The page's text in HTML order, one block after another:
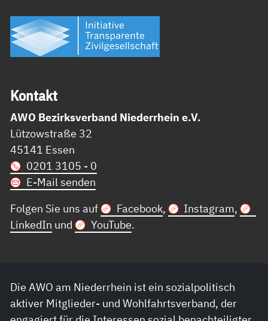
Kon­takt
AWO Bezirksverband Niederrhein e.V.
Lützowstraße 32
45141 Essen
0201 3105 - 0
E-Mail senden
Folgen Sie uns auf
Facebook, Instagram,
LinkedIn und YouTube.
Die AWO am Niederrhein ist ein sozialpolitisch
aktiver Mitglieder- und Wohlfahrtsverband, der